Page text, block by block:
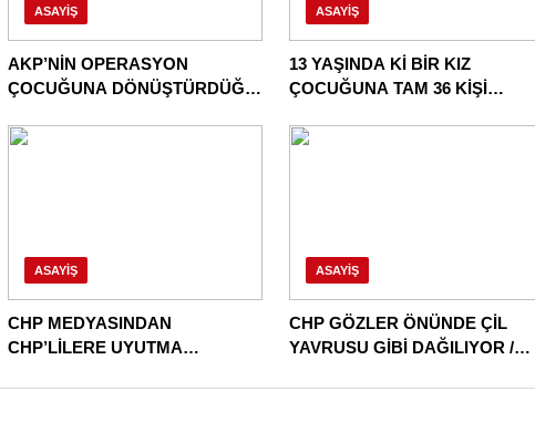
ASAYIŞ
AKP’NİN OPERASYON
ÇOCUĞUNA DÖNÜŞTÜRDÜĞÜ
DAHA!
ASAYIŞ
13 YAŞINDA Kİ BİR KIZ
ÇOCUĞUNA TAM 36 KİŞİ
BU HALK NEREYE SAVRULDU
ASAYIŞ
CHP MEDYASINDAN
CHP’LİLERE UYUTMA
ASAYIŞ
CHP GÖZLER ÖNÜNDE ÇİL
YAVRUSU GİBİ DAĞILIYOR /